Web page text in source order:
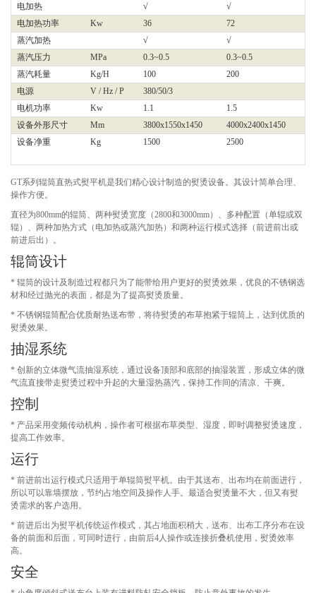
电加热
√
√
电加热功率
Kw 36
72
蒸汽加热
√
√
蒸汽压力
MPa 0.3~0.5
0.3~0.5
蒸汽耗量
Kg/H 100
200
电源
V / Hz / P
380/50/3
电机功率
Kw 1.1
1.5
设备外形尺寸
Mm 3800x1550x1450
4000x2400x1450
设备净重
Kg 1500 2500
GT系列辊筒直热式熨平机是我们精心设计制造的熨烫设备。其设计简单合理、
操作方便。
直径为800mm的辊筒、两种熨烫宽度（2800和3000mm）、多种配置（单辊或双
辊）、两种加热方式（电加热或蒸汽加热）和两种运行模式选择（前进前出或
前进后出）。
辊筒设计
* 辊筒的设计及制造过程都只为了能带给用户更好的熨烫效果，优良的不锈钢选
材和经过抛光的表面，都是为了提高熨烫质量。
* 不锈钢辊筒配合优质耐热送布带，将待熨烫的布草抱紧于辊筒上，达到优质的
熨烫效果。
抽湿系统
* 创新的立体微气流抽湿系统，通过设备顶部和底部的抽湿装置，形成立体的微
气流直接带走熨烫过程中升起的大量湿热蒸汽，保持工作间的清凉、干爽。
控制
* 产品采用变频传动机构，操作者可根据布草类型、湿度，即时调整熨烫速度，
提高工作效率。
运行
* 前进前出运行模式只适用于单辊筒熨平机。由于其送布、出布均在前面进行，
所以可以靠墙摆放，节约占地空间及操作人手。最适合熨烫量不大，但又有熨
烫需求的客户选用。
* 前进后出为熨平机传统运作模式，其占地面积稍大，送布、出布工序分布在设
备的前面和后面，可同时进行，由前后4人操作或连接折叠机使用，熨烫效率
高。
安全